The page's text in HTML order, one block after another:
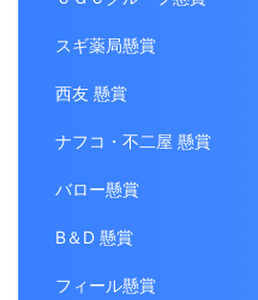
スギ薬局懸賞
西友 懸賞
ナフコ・不二屋 懸賞
バロー懸賞
B＆D 懸賞
フィール懸賞